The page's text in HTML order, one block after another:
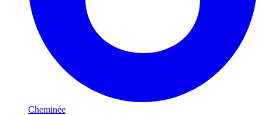
Cheminée